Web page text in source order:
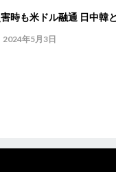
時も米ドル融通 日中韓
2024年5月3日